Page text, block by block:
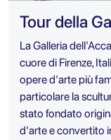
Tour della
La Galleria
cuore di Firenze,
opere d'arte più
particolare la
stato fondato
d'arte e convertito